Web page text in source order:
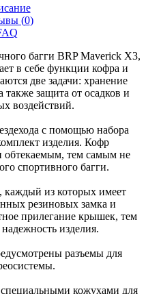
(0)
багги BRP Maverick X3,
в себе функции кофра и
две задачи: хранение
защита от осадков и
воздействий.
с помощью набора
изделия. Кофр
обтекаемым, тем самым не
спортивного багги.
каждый из которых имеет
резиновых замка и
прилегание крышек, тем
изделия.
разъемы для
кожухами для